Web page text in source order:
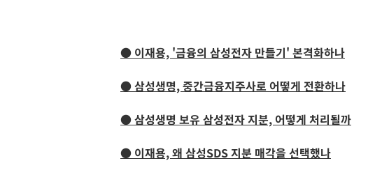
● 이재용, '금융의 삼성전자 만들기' 본격화하나
● 삼성생명, 중간금융지주사로 어떻게 전환하나
● 삼성생명 보유 삼성전자 지분, 어떻게 처리될까
● 이재용, 왜 삼성SDS 지분 매각을 선택했나